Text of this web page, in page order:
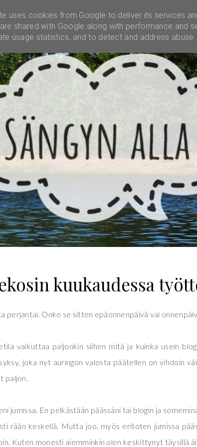
YHTEISTYÖT
kuukaudessa
perjantai. Onko se sitten epäonnenpäivä vai
vaikuttaa paljonkin siihen mitä ja kuinka usein
joka nyt auringon valosta päätellen on vihdoin
paljon.
jumissa. En pelkästään päässäni tai blogin ja
rään keskellä. Mutta joo, myös eritoten jumissa
Kuten monesti aiemminkin olen keskittynyt täysillä
uses cookies from Google to deliver its services
shared with Google along with performance and
usage statistics, and to detect and address abuse.